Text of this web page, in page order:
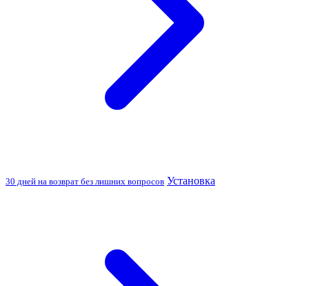
30 дней на возврат без лишних вопросов Установка